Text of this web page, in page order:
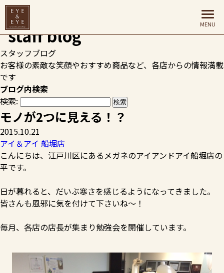
HOME>
える！？
スタッフブログ
お客様の素敵な笑顔やおすすめ商品など、各店からの情報満載
です
ブログ内検索
検索:
モノが2つに見える！？
2015.10.21
アイ＆アイ 船堀店
こんにちは、江戸川区にあるメガネのアイアンドアイ船堀店の
平です。
日が暮れると、だいぶ寒さを感じるようになってきました。
皆さんも風邪に気を付けて下さいね～！
毎月、各店の店長が集まり勉強会を開催しています。